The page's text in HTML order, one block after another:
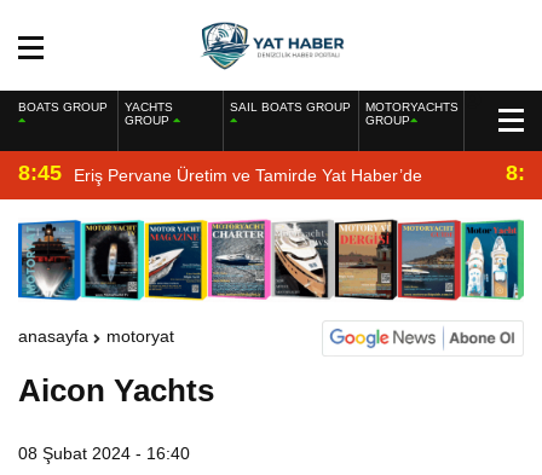
BOATS GROUP
YACHTS
GROUP
SAIL BOATS GROUP
MOTORYACHTS
GROUP
8:45 Eriş Pervane Üretim ve Tamirde Yat Haber’de
anasayfa motoryat
Aicon Yachts
08 Şubat 2024 - 16:40